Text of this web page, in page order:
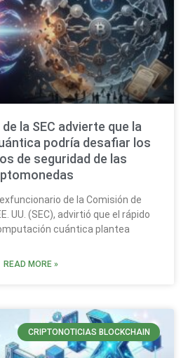
la SEC advierte que la
podría desafiar los
de seguridad de las
de la Comisión de
UU. (SEC), advirtió que el rápido
cuántica plantea
READ MORE »
CRIPTONOTICIAS BLOCKCHAIN